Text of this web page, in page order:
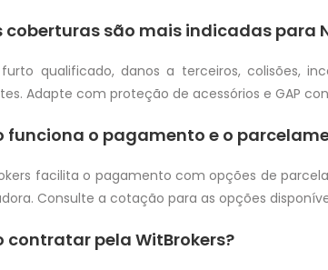
coberturas são mais indicadas para
furto qualificado, danos a terceiros, colisões,
Adapte com proteção de acessórios e GAP
funciona o pagamento e o
facilita o pagamento com opções de
Consulte a cotação para as opções
contratar pela WitBrokers?